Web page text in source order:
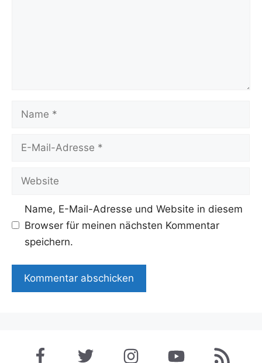
Name
Adresse
Website
Name, E-Mail-Adresse und Website in diesem
Browser für meinen nächsten Kommentar
speichern.